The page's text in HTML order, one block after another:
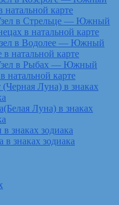
натальной карте
в Стрельце — Южный
в натальной карте
в Водолее — Южный
в натальной карте
в Рыбах — Южный
натальной карте
Луна) в знаках
Луна) в знаках
знаках зодиака
знаках зодиака